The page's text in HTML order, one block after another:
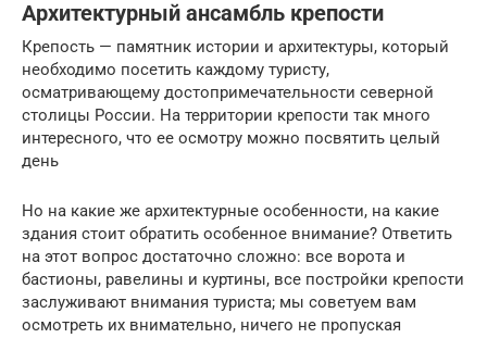
Архитектурный ансамбль крепости
Крепость — памятник истории и архитектуры, который
необходимо посетить каждому туристу,
осматривающему достопримечательности северной
столицы России. На территории крепости так много
интересного, что ее осмотру можно посвятить целый
день
Но на какие же архитектурные особенности, на какие
здания стоит обратить особенное внимание? Ответить
на этот вопрос достаточно сложно: все ворота и
бастионы, равелины и куртины, все постройки крепости
заслуживают внимания туриста; мы советуем вам
осмотреть их внимательно, ничего не пропуская